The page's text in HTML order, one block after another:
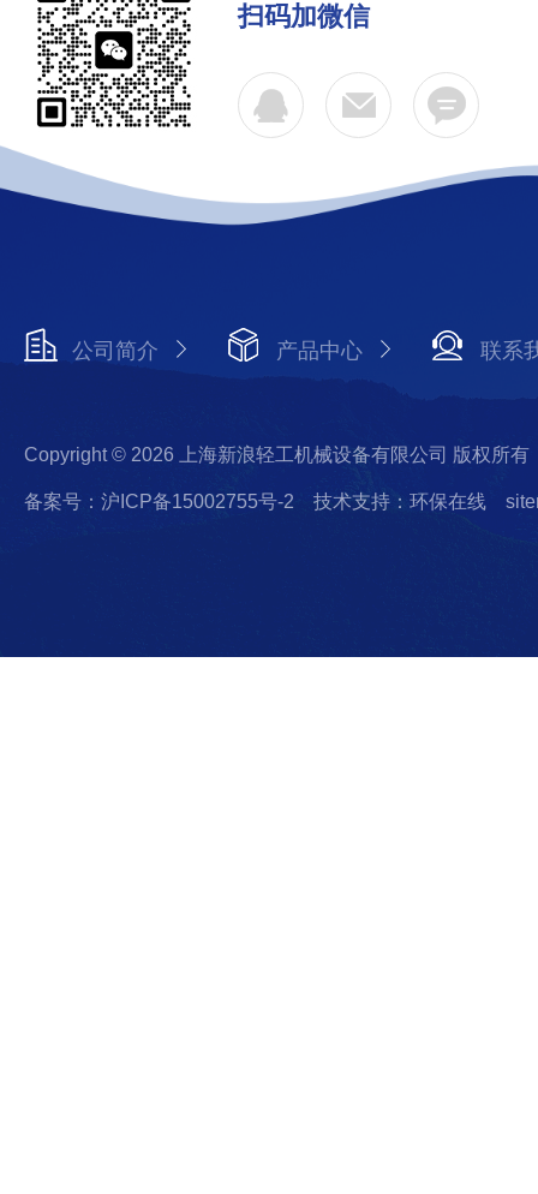
扫码加微信
公司简介 产品中心 联系
Copyright © 2026 上海新浪轻工机械设备有限公司 版权所有
备案号：沪ICP备15002755号-2 技术支持：环保在线